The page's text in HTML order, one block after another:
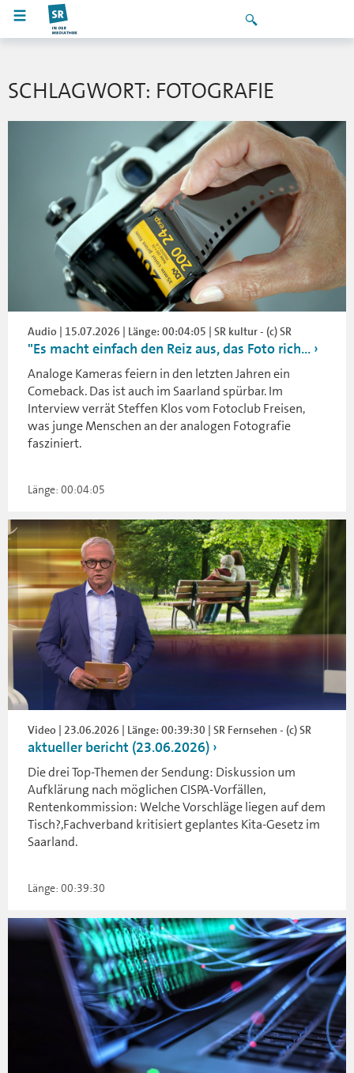
SCHLAGWORT: FOTOGRAFIE
Audio | 15.07.2026 | Länge: 00:04:05 | SR kultur - (c) SR
"Es macht einfach den Reiz aus, das Foto rich...
Analoge Kameras feiern in den letzten Jahren ein
Comeback. Das ist auch im Saarland spürbar. Im
Interview verrät Steffen Klos vom Fotoclub Freisen,
was junge Menschen an der analogen Fotografie
fasziniert.
Länge: 00:04:05
Video | 23.06.2026 | Länge: 00:39:30 | SR Fernsehen - (c) SR
aktueller bericht (23.06.2026)
Die drei Top-Themen der Sendung: Diskussion um
Aufklärung nach möglichen CISPA-Vorfällen,
Rentenkommission: Welche Vorschläge liegen auf dem
Tisch?,Fachverband kritisiert geplantes Kita-Gesetz im
Saarland.
Länge: 00:39:30